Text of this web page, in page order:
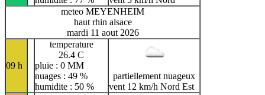
meteo MEYENHEIM
haut rhin alsace
mardi 11 aout 2026
09 h
temperature
26.4 C
pluie : 0 MM
nuages : 49 %
humidite : 50 %
partiellement nuageux
vent 12 km/h Nord Est